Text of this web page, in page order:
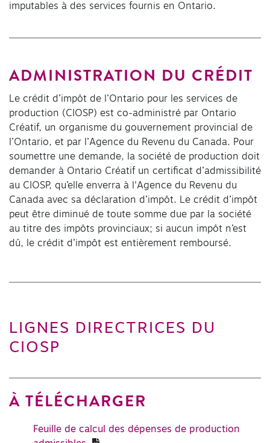
imputables à des services fournis en Ontario.
ADMINISTRATION DU CRÉDIT
Le crédit d’impôt de l’Ontario pour les services de
production (CIOSP) est co-administré par Ontario
Créatif, un organisme du gouvernement provincial de
l’Ontario, et par l’Agence du Revenu du Canada. Pour
soumettre une demande, la société de production doit
demander à Ontario Créatif un certificat d’admissibilité
au CIOSP, qu’elle enverra à l'Agence du Revenu du
Canada avec sa déclaration d’impôt. Le crédit d’impôt
peut être diminué de toute somme due par la société
au titre des impôts provinciaux; si aucun impôt n’est
dû, le crédit d’impôt est entièrement remboursé.
LIGNES DIRECTRICES DU
CIOSP
À TÉLÉCHARGER
Feuille de calcul des dépenses de production